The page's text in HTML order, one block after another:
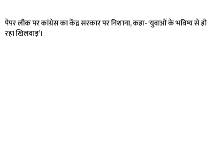
पेपर लीक पर कांग्रेस का केंद्र सरकार पर निशाना, कहा- ‘युवाओं के भविष्य से हो
रहा खिलवाड़’।